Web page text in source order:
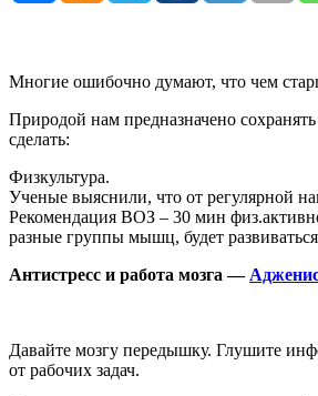
Многие ошибочно думают, что чем
Природой нам предназначено
сделать:
Физкультура.
Ученые выяснили, что от регулярной
Рекомендация ВОЗ – 30 мин
разные группы мышц, будет
Антистресс и работа мозга —
Давайте мозгу передышку. Глушите
от рабочих задач.